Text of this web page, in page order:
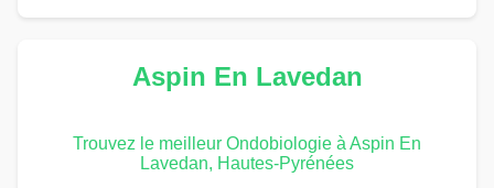
Aspin En Lavedan
Trouvez le meilleur Ondobiologie à Aspin En
Lavedan, Hautes-Pyrénées